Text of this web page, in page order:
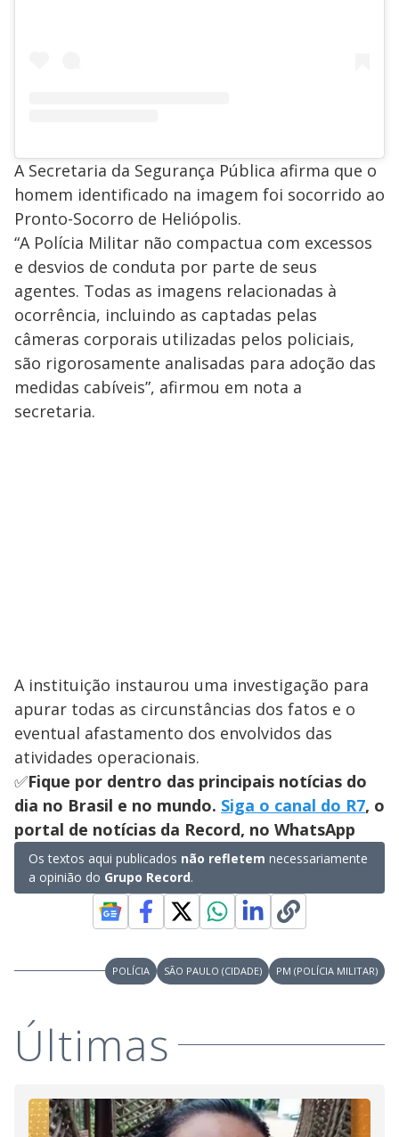
A Secretaria da Segurança Pública afirma que o
homem identificado na imagem foi socorrido ao
Pronto-Socorro de Heliópolis.
“A Polícia Militar não compactua com excessos
e desvios de conduta por parte de seus
agentes. Todas as imagens relacionadas à
ocorrência, incluindo as captadas pelas
câmeras corporais utilizadas pelos policiais,
são rigorosamente analisadas para adoção das
medidas cabíveis”, afirmou em nota a
secretaria.
A instituição instaurou uma investigação para
apurar todas as circunstâncias dos fatos e o
eventual afastamento dos envolvidos das
atividades operacionais.
✅Fique por dentro das principais notícias do
dia no Brasil e no mundo. Siga o canal do R7, o
portal de notícias da Record, no WhatsApp
Os textos aqui publicados não refletem necessariamente
a opinião do Grupo Record.
POLÍCIA SÃO PAULO (CIDADE) PM (POLÍCIA MILITAR)
Últimas